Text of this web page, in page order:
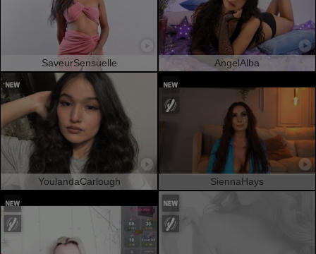
SaveurSensuelle AngelAlba
YoulandaCarlough SiennaHays